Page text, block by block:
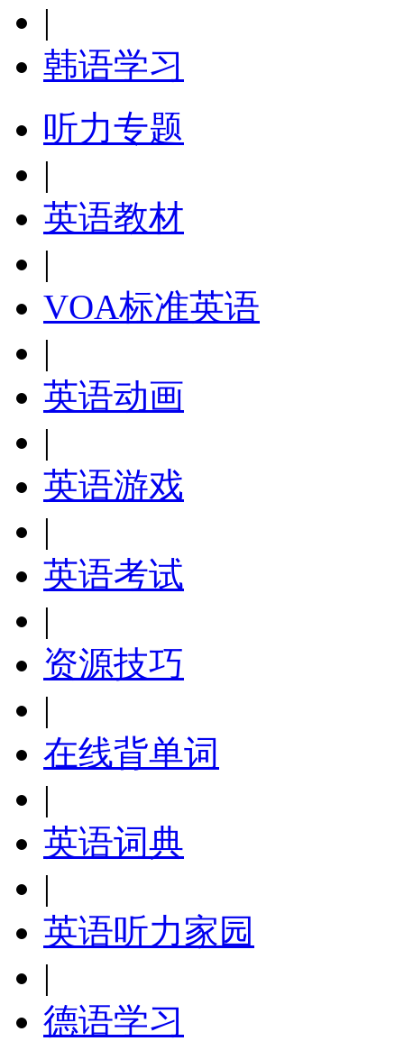
|
韩语学习
听力专题
|
英语教材
|
VOA标准英语
|
英语动画
|
英语游戏
|
英语考试
|
资源技巧
|
在线背单词
|
英语词典
|
英语听力家园
|
德语学习